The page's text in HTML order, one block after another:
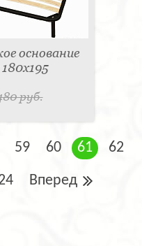
основание
руб.
59 60 61 62
Вперед